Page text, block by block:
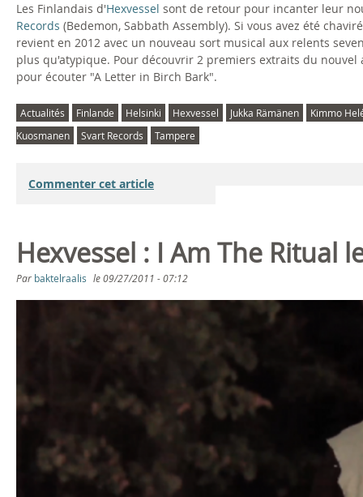
d
E
a
r
M
a
g
/
Les Finlandais d'Hexvessel sont de retour pour incanter leur
Records (Bedemon, Sabbath Assembly). Si vous avez été
revient en 2012 avec un nouveau sort musical aux relents
plus qu'atypique. Pour découvrir 2 premiers extraits du
pour écouter "A Letter in Birch Bark".
Actualités Finlande Helsinki Hexvessel Jukka Rämänen
Kimmo
Kuosmanen
Svart Records Tampere
Commenter cet article
Hexvessel : I Am The Ritual
Par baktelraalis le09/27/2011 - 07:12